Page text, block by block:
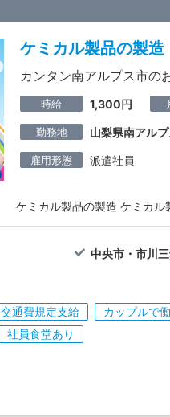
ケミカル製品の製造
カンタン南アルプス市の
時給 1,300円
勤務地 山梨県南アル
雇用形態 派遣社員
ケミカル製品の製造 ケミカ
中央市・市川
交通費規定支給 カップルで働
社員食堂あり